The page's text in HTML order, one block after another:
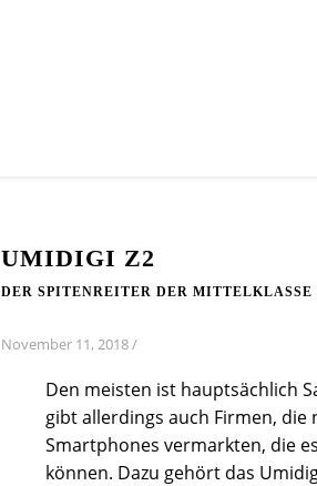
UMIDIGI Z2
DER SPITENREITER DER MITTELKLASSE
November 11, 2018/
Den meisten ist hauptsächlich
gibt allerdings auch Firmen,
Smartphones vermarkten, die
können. Dazu gehört das